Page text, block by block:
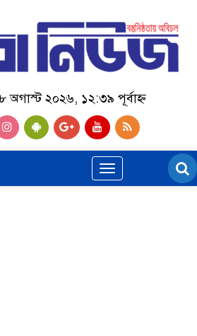
অগাস্ট ২০২৬, ১২:৩৯ পূর্বাহ্ন
Toggle
navigation